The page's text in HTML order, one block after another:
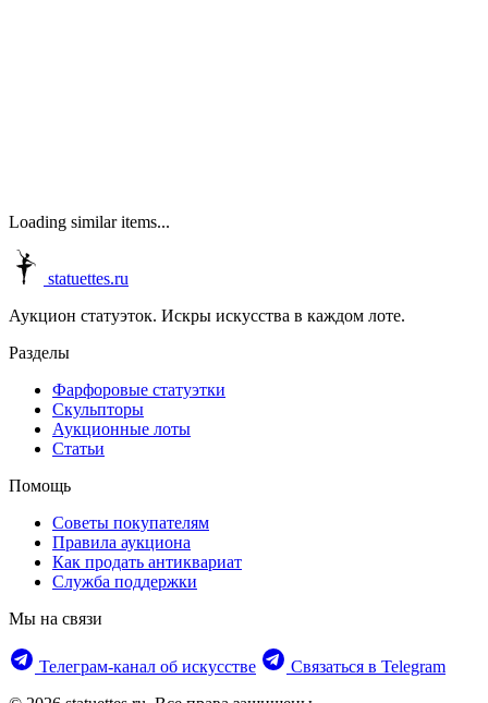
Loading similar items...
statuettes.ru
Аукцион статуэток. Искры искусства в каждом лоте.
Разделы
Фарфоровые статуэтки
Скульпторы
Аукционные лоты
Статьи
Помощь
Советы покупателям
Правила аукциона
Как продать антиквариат
Служба поддержки
Мы на связи
Телеграм‑канал об искусстве
Связаться в Telegram